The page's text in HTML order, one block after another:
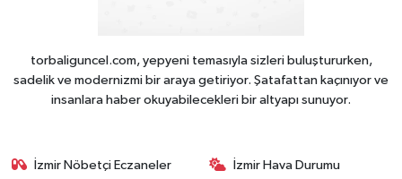
torbaliguncel.com, yepyeni temasıyla sizleri buluştururken,
sadelik ve modernizmi bir araya getiriyor. Şatafattan kaçınıyor ve
insanlara haber okuyabilecekleri bir altyapı sunuyor.
İzmir Nöbetçi Eczaneler İzmir Hava Durumu